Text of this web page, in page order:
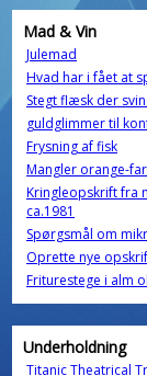
Mad & Vin
Julemad
Hvad har i fået at
Stegt flæsk der
guldglimmer til
Frysning af fisk
Mangler orange-
Kringleopskrift fra
ca.1981
Spørgsmål om
Oprette nye
Friturestege i alm
Underholdning
Titanic Theatrical